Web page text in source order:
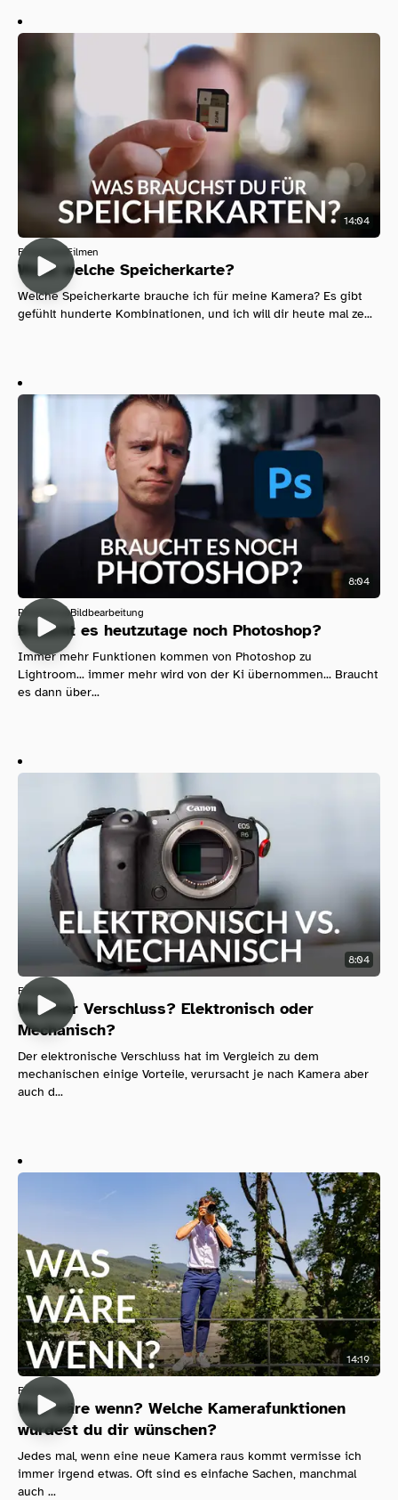
14:04
Fotografie Filmen
Wann welche Speicherkarte?
Welche Speicherkarte brauche ich für meine Kamera? Es gibt
gefühlt hunderte Kombinationen, und ich will dir heute mal ze...
8:04
PhotoshopBildbearbeitung
Braucht es heutzutage noch Photoshop?
Immer mehr Funktionen kommen von Photoshop zu
Lightroom... immer mehr wird von der Ki übernommen... Braucht
es dann über...
8:04
Fotografie
Welcher Verschluss? Elektronisch oder
Mechanisch?
Der elektronische Verschluss hat im Vergleich zu dem
mechanischen einige Vorteile, verursacht je nach Kamera aber
auch d...
14:19
Fotografie
Was wäre wenn? Welche Kamerafunktionen
würdest du dir wünschen?
Jedes mal, wenn eine neue Kamera raus kommt vermisse ich
immer irgend etwas. Oft sind es einfache Sachen, manchmal
auch ...